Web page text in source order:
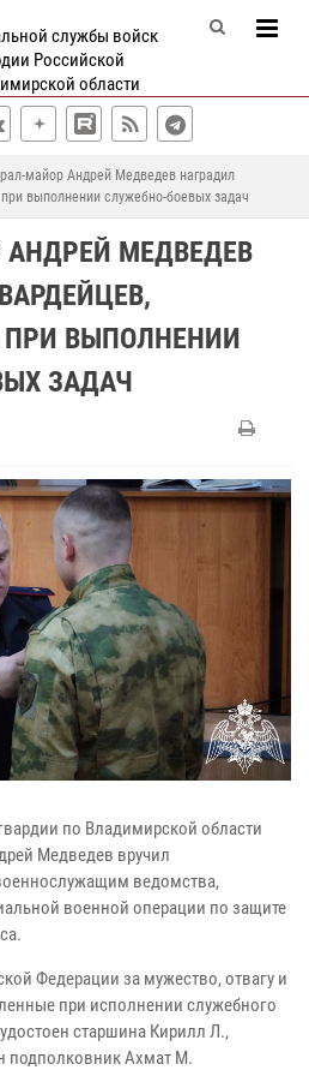
службы войск
Российской
области
майор Андрей Медведев наградил
выполнении служебно-боевых задач
МЕДВЕДЕВ
ВЫПОЛНЕНИИ
ЗАДАЧ
по Владимирской области
Медведев вручил
ведомства,
военной операции по защите
Федерации за мужество, отвагу и
при исполнении служебного
старшина Кирилл Л.,
подполковник Ахмат М.